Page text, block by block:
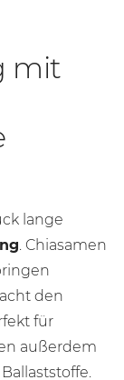
mit
lange
. Chiasamen
den
für
außerdem